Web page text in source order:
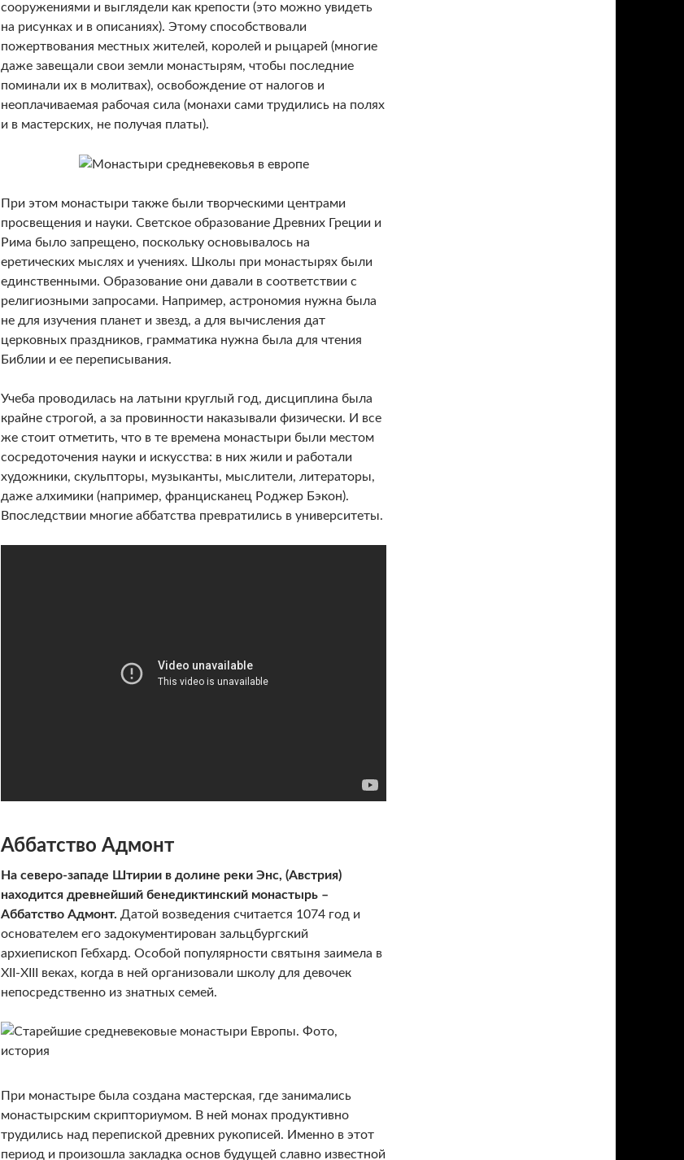
сооружениями и выглядели как крепости (это можно увидеть
на рисунках и в описаниях). Этому способствовали
пожертвования местных жителей, королей и рыцарей (многие
даже завещали свои земли монастырям, чтобы последние
поминали их в молитвах), освобождение от налогов и
неоплачиваемая рабочая сила (монахи сами трудились на полях
и в мастерских, не получая платы).
При этом монастыри также были творческими центрами
просвещения и науки. Светское образование Древних Греции и
Рима было запрещено, поскольку основывалось на
еретических мыслях и учениях. Школы при монастырях были
единственными. Образование они давали в соответствии с
религиозными запросами. Например, астрономия нужна была
не для изучения планет и звезд, а для вычисления дат
церковных праздников, грамматика нужна была для чтения
Библии и ее переписывания.
Учеба проводилась на латыни круглый год, дисциплина была
крайне строгой, а за провинности наказывали физически. И все
же стоит отметить, что в те времена монастыри были местом
сосредоточения науки и искусства: в них жили и работали
художники, скульпторы, музыканты, мыслители, литераторы,
даже алхимики (например, францисканец Роджер Бэкон).
Впоследствии многие аббатства превратились в университеты.
Аббатство Адмонт
На северо-западе Штирии в долине реки Энс, (Австрия)
находится древнейший бенедиктинский монастырь –
Аббатство Адмонт. Датой возведения считается 1074 год и
основателем его задокументирован зальцбургский
архиепископ Гебхард. Особой популярности святыня заимела в
XII-XIII веках, когда в ней организовали школу для девочек
непосредственно из знатных семей.
При монастыре была создана мастерская, где занимались
монастырским скрипториумом. В ней монах продуктивно
трудились над перепиской древних рукописей. Именно в этот
период и произошла закладка основ будущей славно известной